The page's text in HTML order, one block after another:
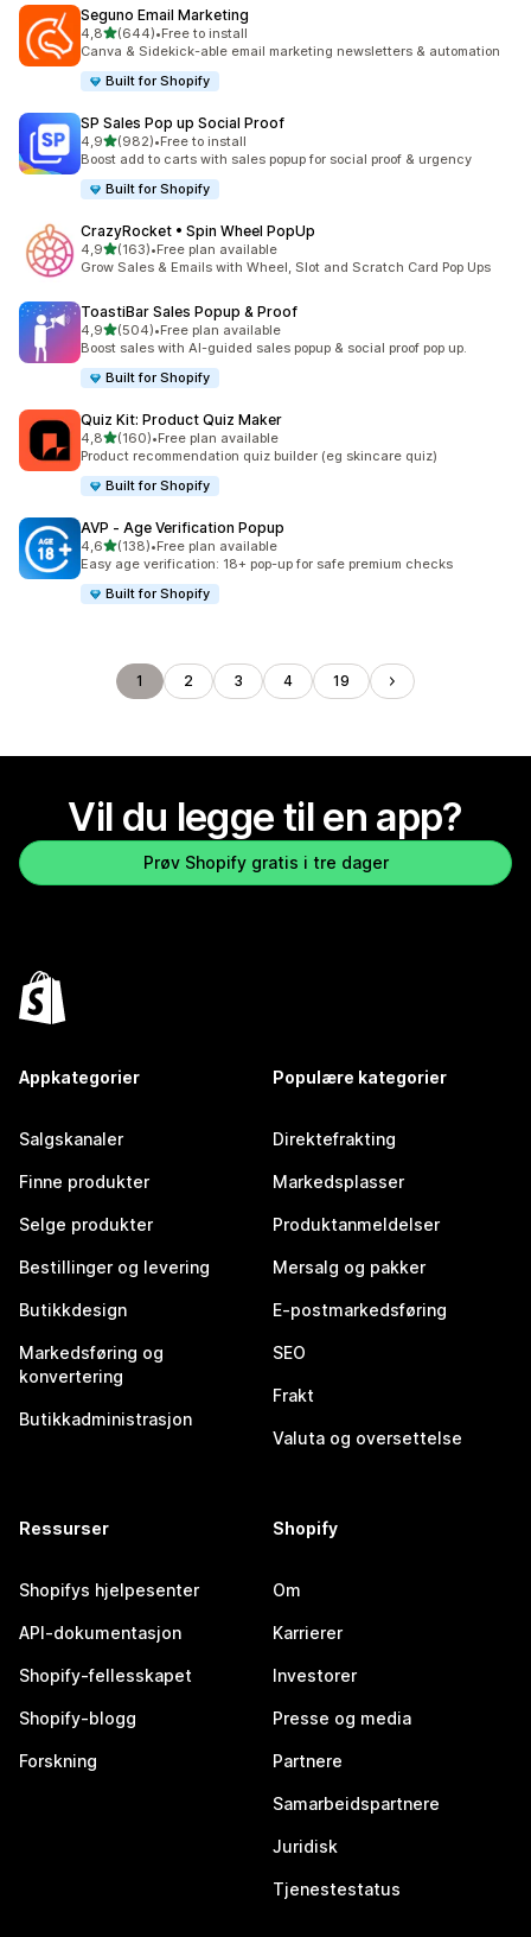
Seguno Email Marketing
4,8av 5 stjerner
(644)
Totalt 644 omtaler
•Free to install
Canva & Sidekick-able email marketing newsletters & automation
Built for Shopify
SP Sales Pop up Social Proof
4,9av 5 stjerner
(982)
Totalt 982 omtaler
•Free to install
Boost add to carts with sales popup for social proof & urgency
Built for Shopify
CrazyRocket • Spin Wheel PopUp
4,9av 5 stjerner
(163)
Totalt 163 omtaler
•Free plan available
Grow Sales & Emails with Wheel, Slot and Scratch Card Pop Ups
ToastiBar Sales Popup & Proof
4,9av 5 stjerner
(504)
Totalt 504 omtaler
•Free plan available
Boost sales with AI-guided sales popup & social proof pop up.
Built for Shopify
Quiz Kit: Product Quiz Maker
4,8av 5 stjerner
(160)
Totalt 160 omtaler
•Free plan available
Product recommendation quiz builder (eg skincare quiz)
Built for Shopify
AVP ‑ Age Verification Popup
4,6av 5 stjerner
(138)
Totalt 138 omtaler
•Free plan available
Easy age verification: 18+ pop-up for safe premium checks
Built for Shopify
1 2 3 4 19
Vil du legge til en app?
Prøv Shopify gratis i tre dager
Appkategorier
Salgskanaler
Finne produkter
Selge produkter
Bestillinger og levering
Butikkdesign
Markedsføring og
konvertering
Butikkadministrasjon
Populære kategorier
Direktefrakting
Markedsplasser
Produktanmeldelser
Mersalg og pakker
E-postmarkedsføring
SEO
Frakt
Valuta og oversettelse
Ressurser
Shopifys hjelpesenter
API-dokumentasjon
Shopify-fellesskapet
Shopify-blogg
Forskning
Shopify
Om
Karrierer
Investorer
Presse og media
Partnere
Samarbeidspartnere
Juridisk
Tjenestestatus